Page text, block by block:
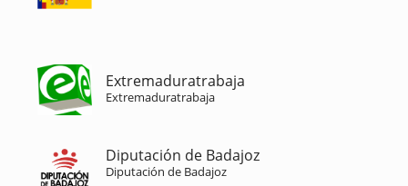
Extremaduratrabaja
Extremaduratrabaja
Diputación de Badajoz
Diputación de Badajoz